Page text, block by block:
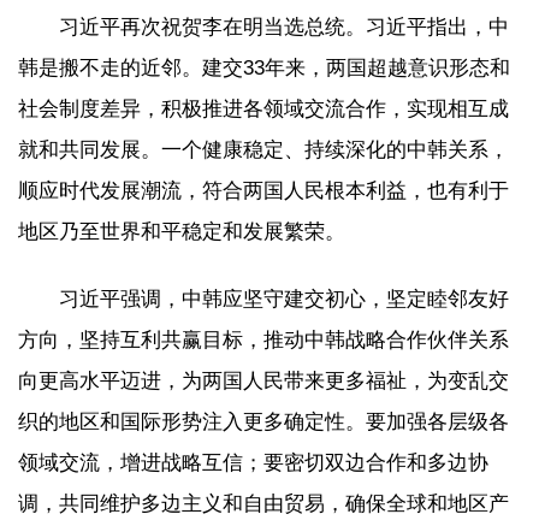
习近平再次祝贺李在明当选总统。习近平指出，中
韩是搬不走的近邻。建交33年来，两国超越意识形态和
社会制度差异，积极推进各领域交流合作，实现相互成
就和共同发展。一个健康稳定、持续深化的中韩关系，
顺应时代发展潮流，符合两国人民根本利益，也有利于
地区乃至世界和平稳定和发展繁荣。
习近平强调，中韩应坚守建交初心，坚定睦邻友好
方向，坚持互利共赢目标，推动中韩战略合作伙伴关系
向更高水平迈进，为两国人民带来更多福祉，为变乱交
织的地区和国际形势注入更多确定性。要加强各层级各
领域交流，增进战略互信；要密切双边合作和多边协
调，共同维护多边主义和自由贸易，确保全球和地区产